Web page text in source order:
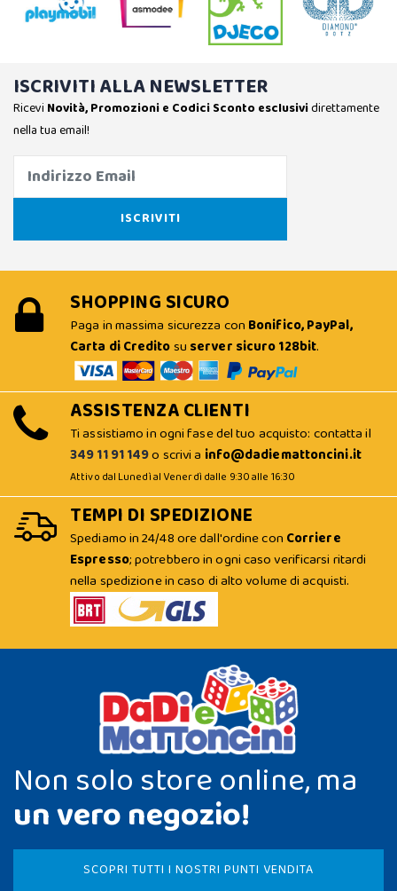
ISCRIVITI ALLA NEWSLETTER
Ricevi Novità, Promozioni e Codici Sconto esclusividirettamente
nella tua email!
SHOPPING SICURO
Paga in massima sicurezza con Bonifico, PayPal,
Carta di Creditosu server sicuro 128bit.
ASSISTENZA CLIENTI
Ti assistiamo in ogni fase del tuo acquisto: contatta il
349 11 91 149o scrivi a info@dadiemattoncini.it
Attivo dal Lunedì al Venerdì dalle 9:30 alle 16:30
TEMPI DI SPEDIZIONE
Spediamo in 24/48 ore dall'ordine con Corriere
Espresso; potrebbero in ogni caso verificarsi ritardi
nella spedizione in caso di alto volume di acquisti.
Non solo store online, ma
un vero negozio!
SCOPRI TUTTI I NOSTRI PUNTI VENDITA